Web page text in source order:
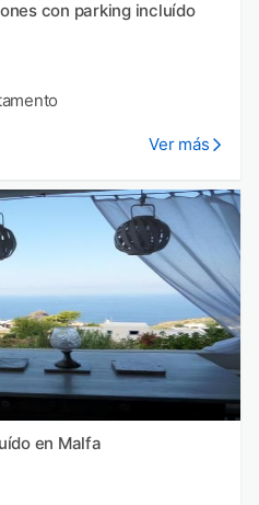
con parking incluído
Ver más
en Malfa